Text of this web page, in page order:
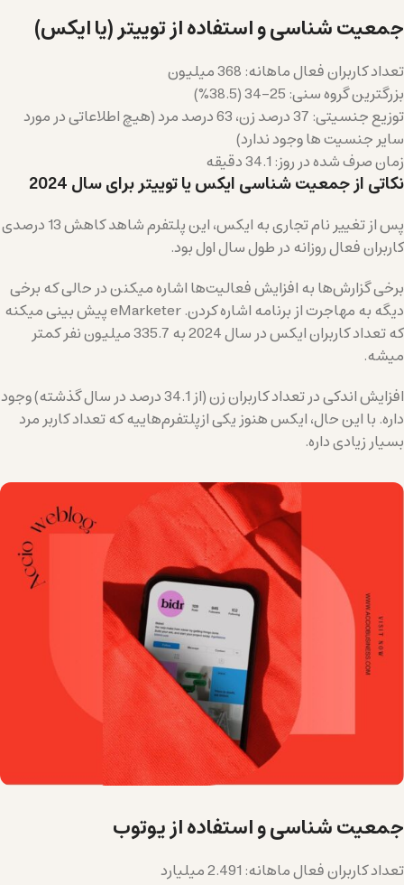
جمعیت شناسی و استفاده از توییتر (یا ایکس)
تعداد کاربران فعال ماهانه: 368 میلیون
بزرگترین گروه سنی: 25-34 (38.5%)
توزیع جنسیتی: 37 درصد زن، 63 درصد مرد (هیچ اطلاعاتی در مورد
سایر جنسیت ها وجود ندارد)
زمان صرف شده در روز: 34.1 دقیقه
نکاتی از جمعیت شناسی ایکس یا توییتر برای سال 2024
پس از تغییر نام تجاری به ایکس، این پلتفرم شاهد کاهش 13 درصدی
کاربران فعال روزانه در طول سال اول بود.
برخی گزارش‌ها به افزایش فعالیت‌ها اشاره میکنن در حالی که برخی
دیگه به مهاجرت از برنامه اشاره کردن. eMarketer پیش بینی میکنه
که تعداد کاربران ایکس در سال 2024 به 335.7 میلیون نفر کمتر
میشه.
افزایش اندکی در تعداد کاربران زن (از 34.1 درصد در سال گذشته) وجود
داره. با این حال، ایکس هنوز یکی ازپلتفرم‌هاییه که تعداد کاربر مرد
بسیار زیادی داره.
جمعیت شناسی و استفاده از یوتوب
تعداد کاربران فعال ماهانه: 2.491 میلیارد